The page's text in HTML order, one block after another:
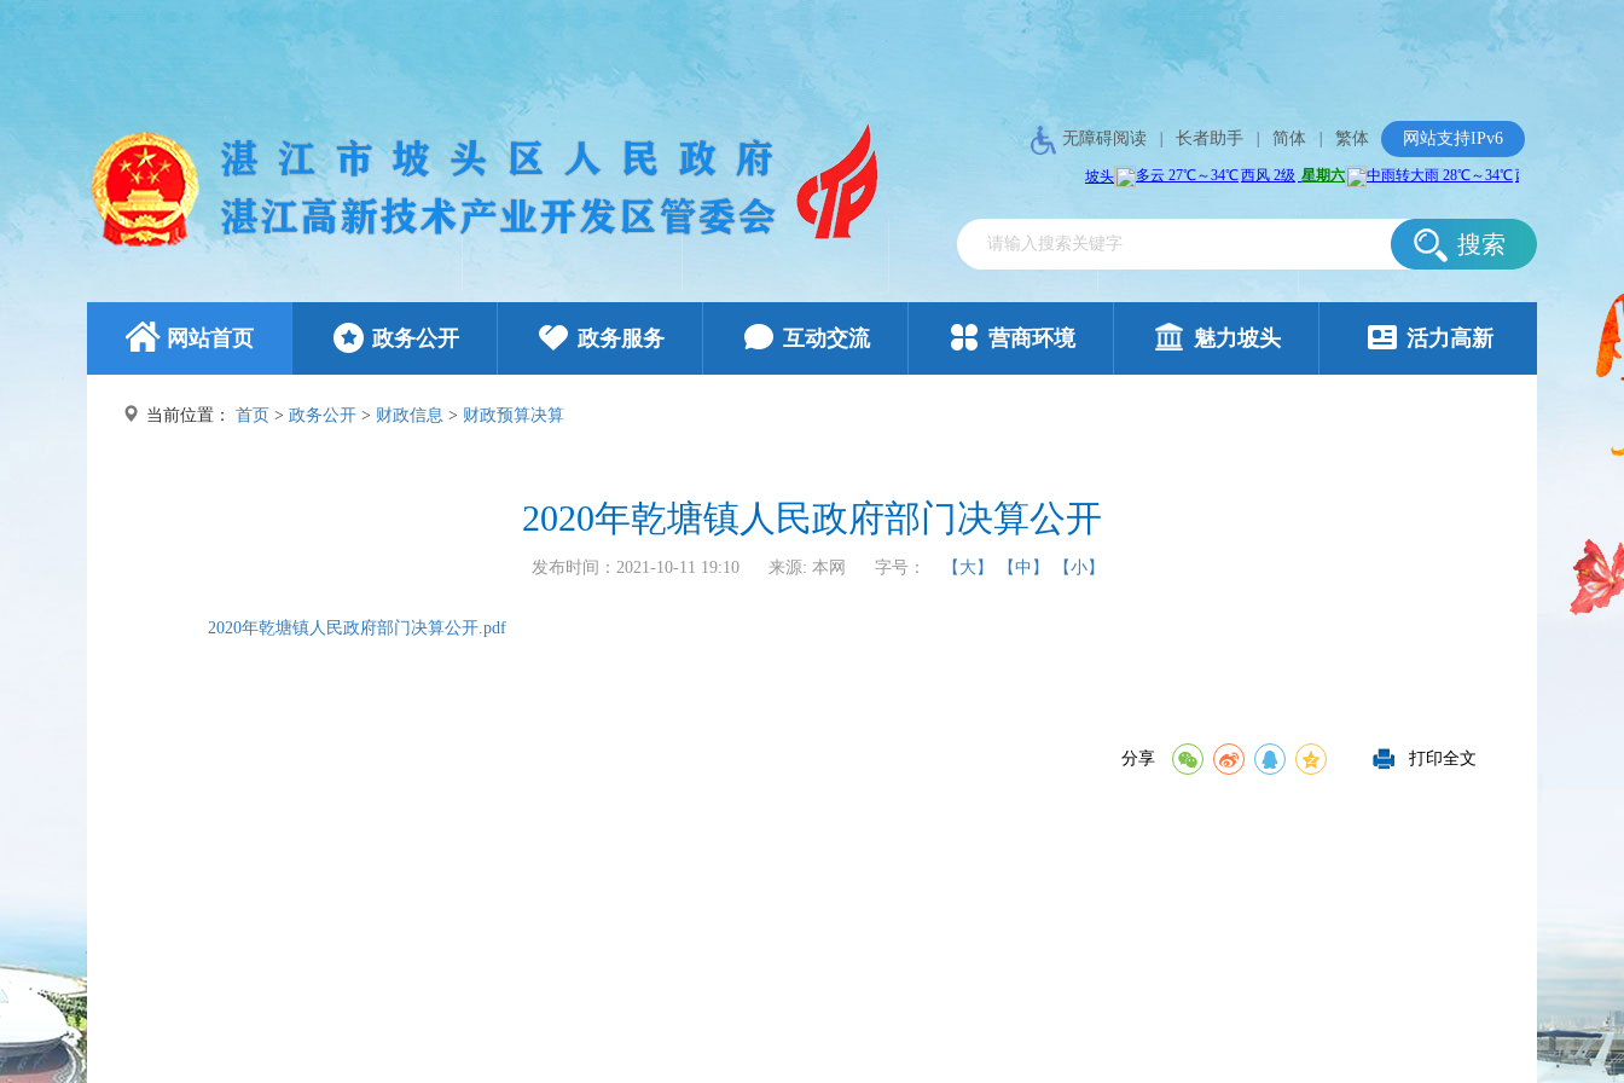
无障碍阅读 长者助手 简体 繁体 网站支持IPv6
搜索
网站首页 政务公开 政务服务 互动交流 营商环境 魅力坡头 活力高新
当前位置： 首页 > 政务公开 > 财政信息 > 财政预算决算
2020年乾塘镇人民政府部门决算公开
发布时间：2021-10-11 19:10 来源: 本网 字号： 【大】 【中】 【小】
2020年乾塘镇人民政府部门决算公开.pdf
分享 打印全文